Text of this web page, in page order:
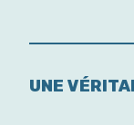
UNE